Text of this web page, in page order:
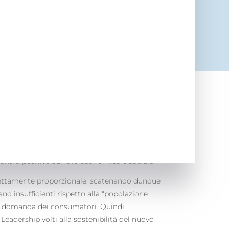
e di stare al passo con le modalità della
Report 2016”, pubblicato circa
alti di adozione delle ICT: Finlandia,
accompagnata dalla creazione di un
positivo sul lato economico e sociale.
proporzionale, scatenando dunque
insufficienti rispetto alla “popolazione
dei consumatori. Quindi
volti alla sostenibilità del nuovo